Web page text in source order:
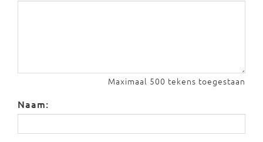
Maximaal 500 tekens toegestaan
Naam: